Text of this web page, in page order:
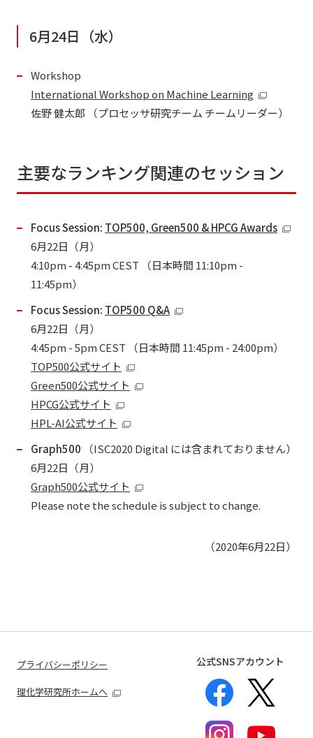
6月24日（水）
Workshop
International Workshop on Machine Learning
佐野 健太郎 （プロセッサ研究チーム チームリーダー）
主要なランキング関連のセッション
Focus Session: TOP500, Green500 & HPCG Awards
6月22日（月）
4:10pm - 4:45pm CEST （日本時間 11:10pm -
11:45pm）
Focus Session: TOP500 Q&A
6月22日（月）
4:45pm - 5pm CEST （日本時間 11:45pm - 24:00pm）
TOP500公式サイト
Green500公式サイト
HPCG公式サイト
HPL-AI公式サイト
Graph500 （ISC2020 Digital には含まれておりません）
6月22日（月）
Graph500公式サイト
Please note the schedule is subject to change.
（2020年6月22日）
プライバシーポリシー
理化学研究所ホームへ
公式SNSアカウント